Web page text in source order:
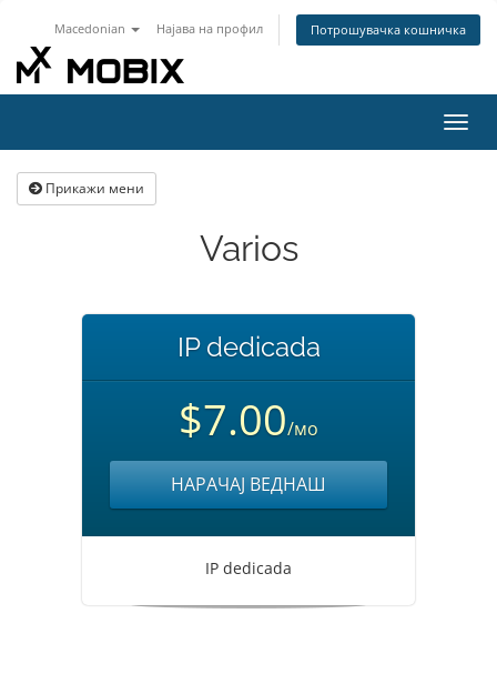
Macedonian Најава на профил Потрошувачка кошничка
ја
Прикажи мени
Varios
IP dedicada
$7.00/мо
НАРАЧАЈ ВЕДНАШ
IP dedicada